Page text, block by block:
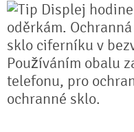
Displej
oděrkám.
sklo ciferníku v
Používáním obalu
telefonu, pro
ochranné sklo.